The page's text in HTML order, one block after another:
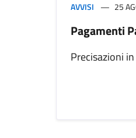
AVVISI 25
Pagamenti
Precisazioni